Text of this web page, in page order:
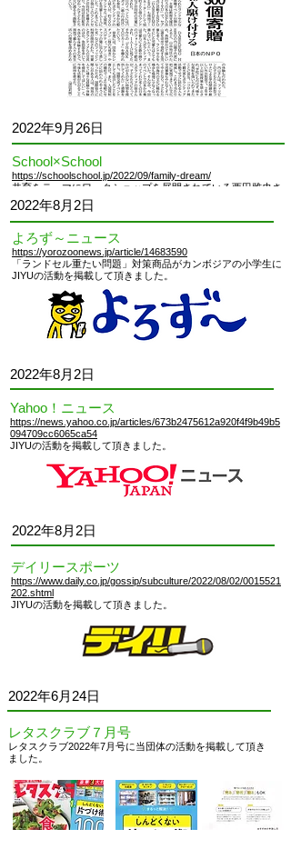
2022年9月26日
School×School
https://schoolschool.jp/2022/09/family-dream/
共育をテーマにワークショップを展開されている西田雅史さ
んよりインタビューを受けました
2022年8月2日
よろず～ニュース
https://yorozoonews.jp/article/14683590
「ランドセル重たい問題」対策商品がカンボジアの小学生に
JIYUの活動を掲載して頂きました。
2022年8月2日
Yahoo！ニュース
https://news.yahoo.co.jp/articles/673b2475612a920f4f9b49b5
094709cc6065ca54
JIYUの活動を掲載して頂きました。
2022年8月2日
デイリースポーツ
https://www.daily.co.jp/gossip/subculture/2022/08/02/0015521
202.shtml
JIYUの活動を掲載して頂きました。
2022年6月24日
レタスクラブ７月号
レタスクラブ2022年7月号に当団体の活動を掲載して頂き
ました。